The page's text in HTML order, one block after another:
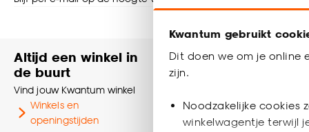
Kwantum gebruikt
Dit doen we om je online
zijn.
Noodzakelijke cookies
winkelwagentje terwijl
Shop online of
Altijd een winkel in
de buurt
Vind jouw Kwantum winkel
Winkels en
openingstijden
Heb je